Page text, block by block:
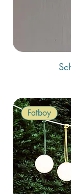
Fatboy